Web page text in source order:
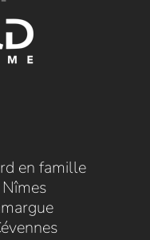
en famille